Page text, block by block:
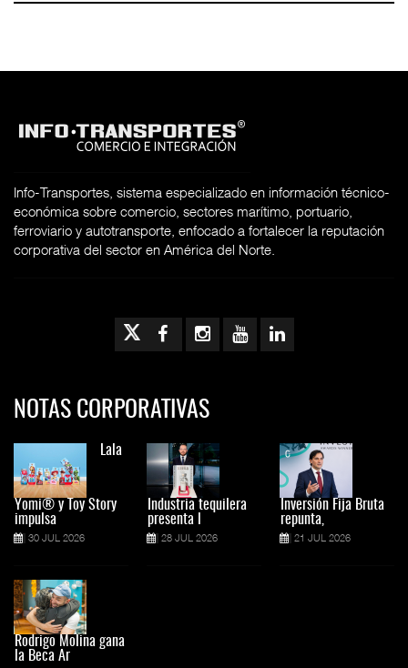
Info-Transportes, sistema especializado en información técnico-
económica sobre comercio, sectores marítimo, portuario,
ferroviario y autotransporte, enfocado a fortalecer la reputación
corporativa del sector en América del Norte.
NOTAS CORPORATIVAS
Lala
Yomi® y Toy Story
impulsa
30 JUL 2026
Rodrigo Molina gana
la Beca Ar
Industria tequilera
presenta l
28 JUL 2026
Inversión Fija Bruta
repunta,
21 JUL 2026